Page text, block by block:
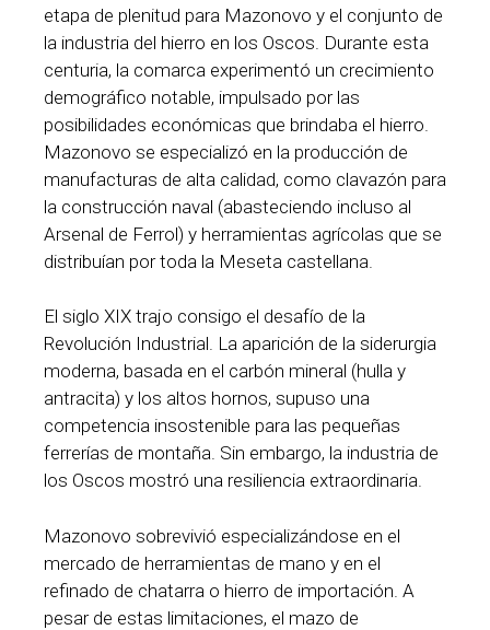
etapa de plenitud para Mazonovo y el conjunto de
la industria del hierro en los Oscos. Durante esta
centuria, la comarca experimentó un crecimiento
demográfico notable, impulsado por las
posibilidades económicas que brindaba el hierro.
Mazonovo se especializó en la producción de
manufacturas de alta calidad, como clavazón para
la construcción naval (abasteciendo incluso al
Arsenal de Ferrol) y herramientas agrícolas que se
distribuían por toda la Meseta castellana.
El siglo XIX trajo consigo el desafío de la
Revolución Industrial. La aparición de la siderurgia
moderna, basada en el carbón mineral (hulla y
antracita) y los altos hornos, supuso una
competencia insostenible para las pequeñas
ferrerías de montaña. Sin embargo, la industria de
los Oscos mostró una resiliencia extraordinaria.
Mazonovo sobrevivió especializándose en el
mercado de herramientas de mano y en el
refinado de chatarra o hierro de importación. A
pesar de estas limitaciones, el mazo de